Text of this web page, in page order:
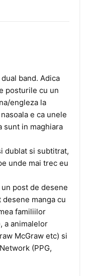
band. Adica
posturile cu un
engleza la
e ca unele
sunt in maghiara
dublat si subtitrat,
unde mai trec eu
post de desene
manga cu
familiilor
a animalelor
McGraw etc) si
(PPG,